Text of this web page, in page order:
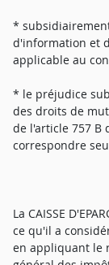
*
d'information et
applicable au
* le préjudice
des droits de
de l'article 757 B
correspondre
La CAISSE
ce qu'il a
en appliquant le